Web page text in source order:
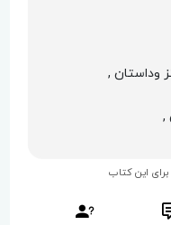
وداستان ,
,
این کتاب